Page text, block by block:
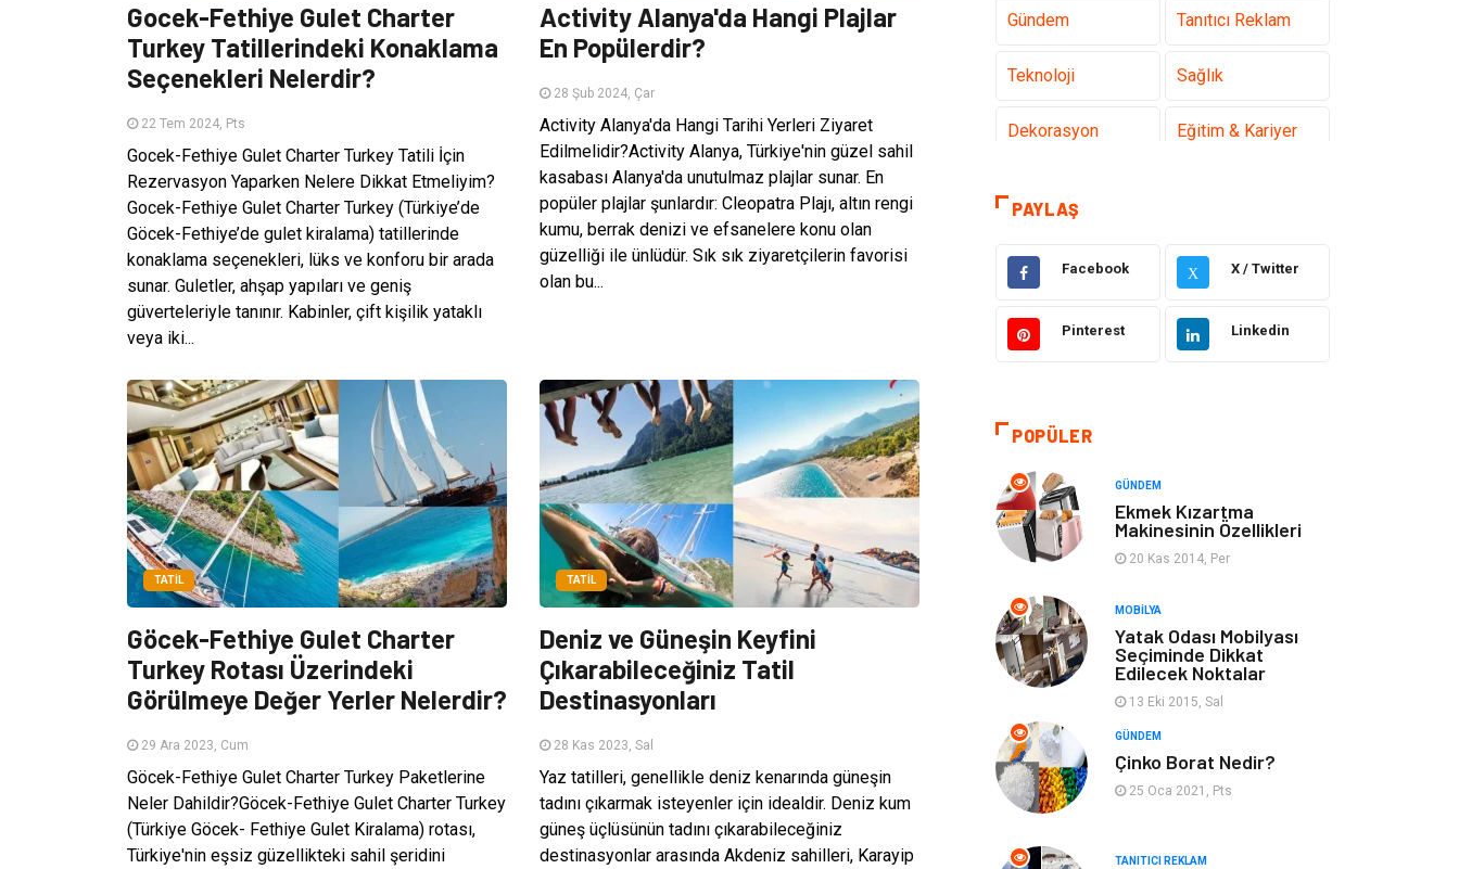
Gocek-Fethiye Gulet Charter
Turkey Tatillerindeki Konaklama
Seçenekleri Nelerdir?
22 Tem 2024, Pts
Gocek-Fethiye Gulet Charter Turkey Tatili İçin
Rezervasyon Yaparken Nelere Dikkat Etmeliyim?
Gocek-Fethiye Gulet Charter Turkey (Türkiye’de
Göcek-Fethiye’de gulet kiralama) tatillerinde
konaklama seçenekleri, lüks ve konforu bir arada
sunar. Guletler, ahşap yapıları ve geniş
güverteleriyle tanınır. Kabinler, çift kişilik yataklı
veya iki...
Activity Alanya'da Hangi Plajlar
En Popülerdir?
28 Şub 2024, Çar
Activity Alanya'da Hangi Tarihi Yerleri Ziyaret
Edilmelidir?Activity Alanya, Türkiye'nin güzel sahil
kasabası Alanya'da unutulmaz plajlar sunar. En
popüler plajlar şunlardır: Cleopatra Plajı, altın rengi
kumu, berrak denizi ve efsanelere konu olan
güzelliği ile ünlüdür. Sık sık ziyaretçilerin favorisi
olan bu...
TATIL
Göcek-Fethiye Gulet Charter
Turkey Rotası Üzerindeki
Görülmeye Değer Yerler Nelerdir?
29 Ara 2023, Cum
Göcek-Fethiye Gulet Charter Turkey Paketlerine
Neler Dahildir?Göcek-Fethiye Gulet Charter Turkey
(Türkiye Göcek- Fethiye Gulet Kiralama) rotası,
Türkiye'nin eşsiz güzellikteki sahil şeridini
TATIL
Deniz ve Güneşin Keyfini
Çıkarabileceğiniz Tatil
Destinasyonları
28 Kas 2023, Sal
Yaz tatilleri, genellikle deniz kenarında güneşin
tadını çıkarmak isteyenler için idealdir. Deniz kum
güneş üçlüsünün tadını çıkarabileceğiniz
destinasyonlar arasında Akdeniz sahilleri, Karayip
Gündem Tanıtıcı Reklam
Teknoloji Sağlık
Dekorasyon Eğitim & Kariyer
Yazılım
Ulaşım ve
Taşımacılık
Makine
Yapı İnşaat Güzellik
Tatil Eğlence
Bahçe Ev Maden ve Metal
Hizmet Eğitim Kurumları
Organizasyon
Emlak Tekstil
Finans & Ekonomi
PAYLAŞ
Facebook X X / Twitter
Pinterest Linkedin
POPÜLER
GÜNDEM
Ekmek Kızartma
Makinesinin Özellikleri
20 Kas 2014, Per
MOBILYA
Yatak Odası Mobilyası
Seçiminde Dikkat
Edilecek Noktalar
13 Eki 2015, Sal
GÜNDEM
Çinko Borat Nedir?
25 Oca 2021, Pts
TANITICI REKLAM